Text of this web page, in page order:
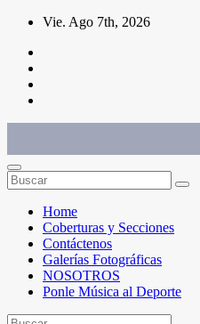
Saltar
contenido
Vie. Ago 7th, 2026
Home
Coberturas y Secciones
Contáctenos
Galerías Fotográficas
NOSOTROS
Ponle Música al Deporte